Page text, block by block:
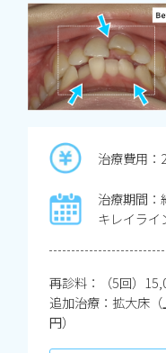
治療費用：
治療期間：
キレイライ
再診料：（5回）
追加治療：拡大床
円）